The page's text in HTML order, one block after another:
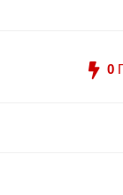
0